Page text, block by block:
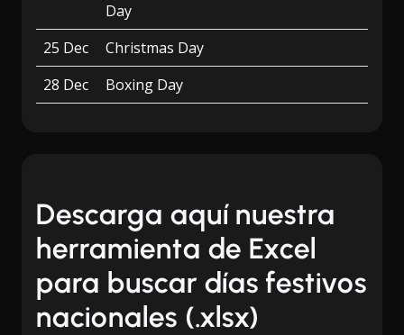
Day
25 Dec
Christmas Day
28 Dec
Boxing Day
Descarga aquí nuestra
herramienta de Excel
para buscar días festivos
nacionales (.xlsx)